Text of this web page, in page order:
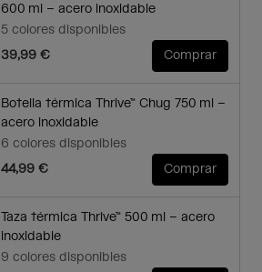
600 ml – acero inoxidable
5 colores disponibles
39,99 €
Comprar
Botella térmica Thrive™ Chug 750 ml –
acero inoxidable
6 colores disponibles
44,99 €
Comprar
Taza térmica Thrive™ 500 ml – acero
inoxidable
9 colores disponibles